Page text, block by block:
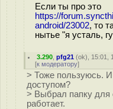
Если ты про это
https://
android/23002, то
нытье "я усталь,
3.290 ,pfg21 (ok), 15:01,
[к модератору]
> Тоже пользуюсь.
доступом?
> Выбрал папку для
работает.